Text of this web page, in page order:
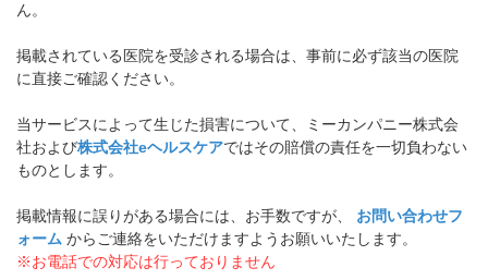
ん。
掲載されている医院を受診される場合は、事前に必ず該当の医院
に直接ご確認ください。
当サービスによって生じた損害について、ミーカンパニー株式会
社および株式会社eヘルスケアではその賠償の責任を一切負わない
ものとします。
掲載情報に誤りがある場合には、お手数ですが、
お問い合わせフ
ォーム からご連絡をいただけますようお願いいたします。
※お電話での対応は行っておりません